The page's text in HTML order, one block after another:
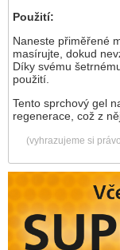
Použití:
Naneste přiměřené
masírujte, dokud
Díky svému
použití.
Tento sprchový gel
regenerace, což z
(vyhrazujeme si